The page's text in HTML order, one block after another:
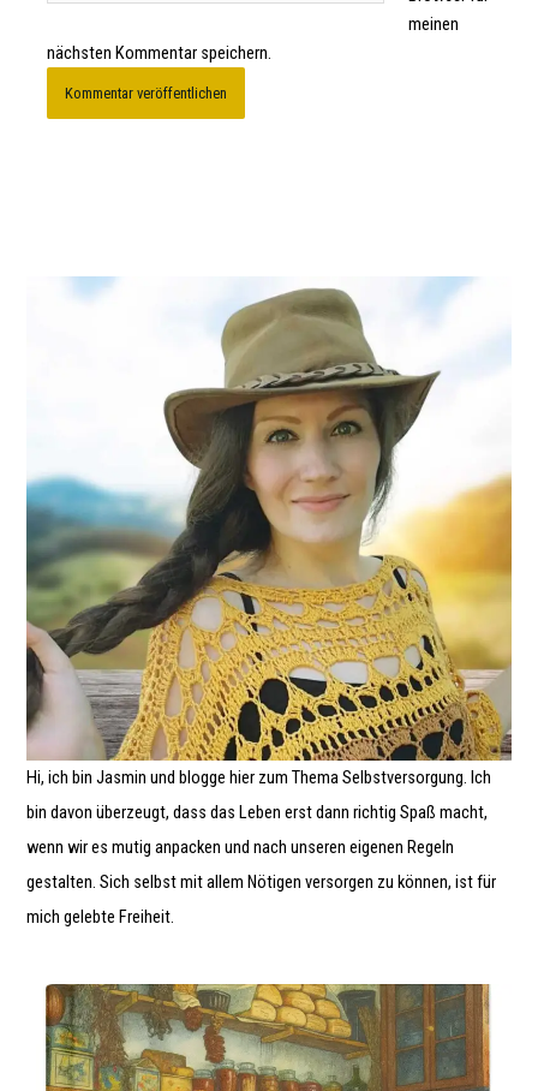
meinen
nächsten Kommentar speichern.
Hi, ich bin Jasmin und blogge hier zum Thema Selbstversorgung. Ich
bin davon überzeugt, dass das Leben erst dann richtig Spaß macht,
wenn wir es mutig anpacken und nach unseren eigenen Regeln
gestalten. Sich selbst mit allem Nötigen versorgen zu können, ist für
mich gelebte Freiheit.